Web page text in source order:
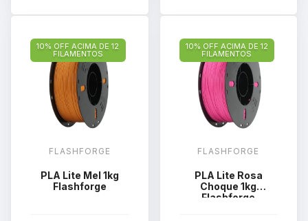
10% OFF ACIMA DE 12
FILAMENTOS
FLASHFORGE
PLA Lite Mel 1kg
Flashforge
10% OFF ACIMA DE 12
FILAMENTOS
FLASHFORGE
PLA Lite Rosa
Choque 1kg
Flashforge